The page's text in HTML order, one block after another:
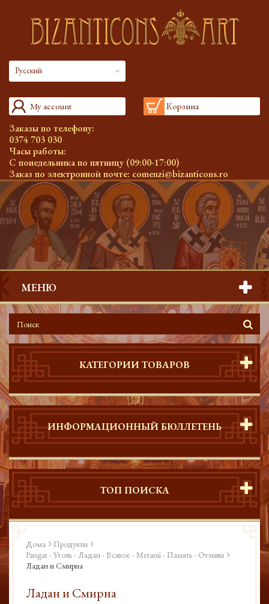
Русский
My account Корзина
Заказы по телефону:
0374 703 030
Часы работы:
С понедельника по пятницу (09:00-17:00)
Заказ по электронной почте: comenzi@bizanticons.ro
МЕНЮ
КАТЕГОРИИ ТОВАРОВ
ИНФОРМАЦИОННЫЙ БЮЛЛЕТЕНЬ
ТОП ПОИСКА
Дома
Продукты
Pangar - Уголь - Ладан - Всякое - Metanii - Память - Отзывы
Ладан и Смирна
Ладан и Смирна